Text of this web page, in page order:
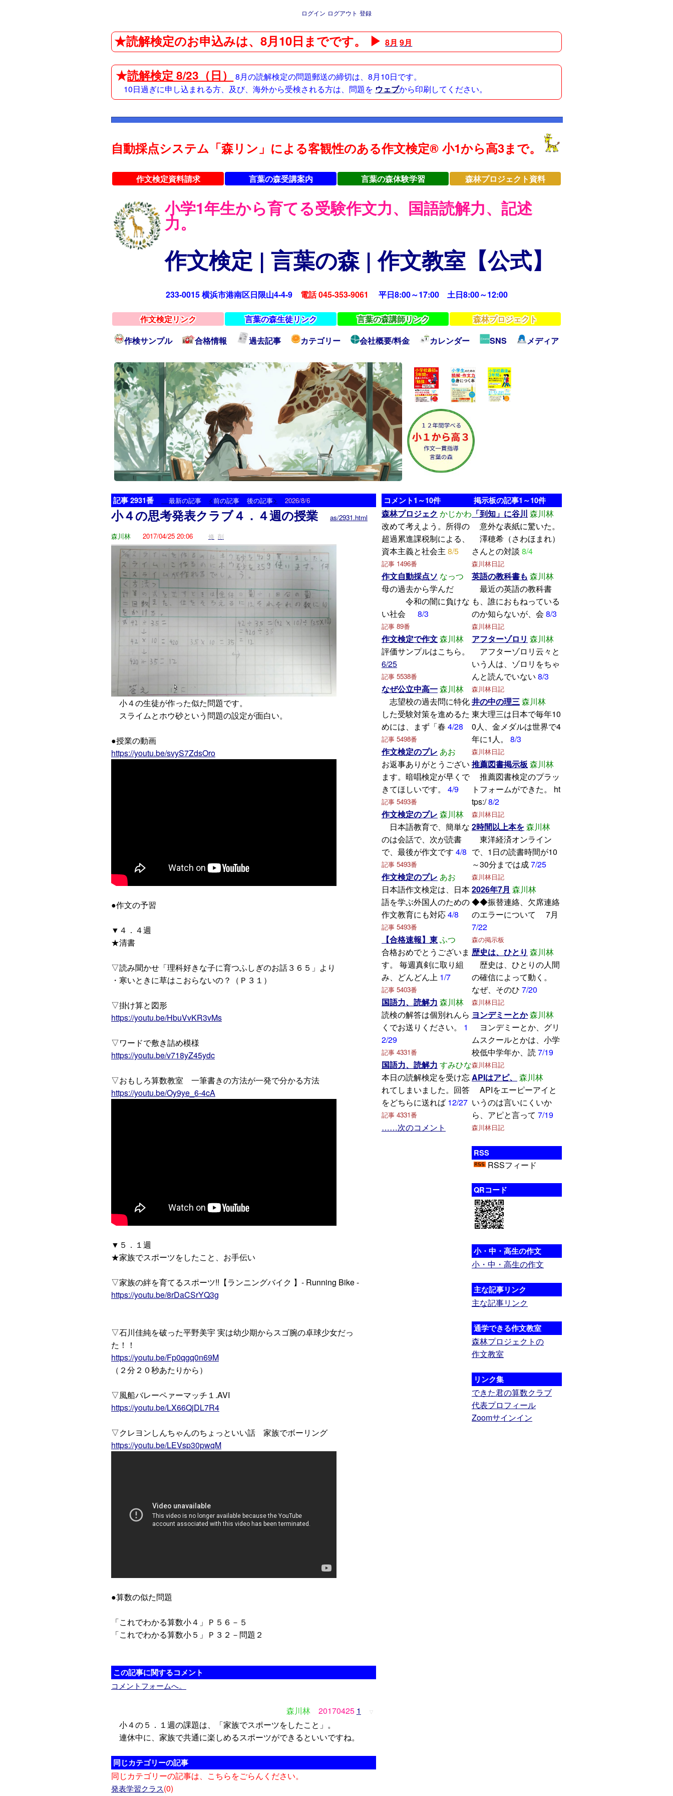
ログイン ログアウト 登録
★読解検定のお申込みは、8月10日までです。 ▶8月 9月
★読解検定 8/23（日）
8月の読解検定の問題郵送の締切は、8月10日です。
10日過ぎに申し込まれる方、及び、海外から受検される方は、問題を ウェブから印刷してください。
自動採点システム「森リン」による客観性のある作文検定® 小1から高3まで。
作文検定資料請求 言葉の森受講案内 言葉の森体験学習 森林プロジェクト資料
小学1年生から育てる受験作文力、国語読解力、記述
力。
作文検定 | 言葉の森 | 作文教室【公式】
233-0015 横浜市港南区日限山4-4-9 電話 045-353-9061 平日8:00～17:00 土日8:00～12:00
作文検定リンク 言葉の森生徒リンク 言葉の森講師リンク
森林プロジェクト
作検サンプル
合格情報 過去記事 カテゴリー 会社概要/料金 カレンダー SNS メディア
記事 2931番 最新の記事 <前の記事 後の記事> 2026/8/6
小４の思考発表クラブ４．４週の授業
as/2931.html
森川林
2017/04/25 20:06 修 削
小４の生徒が作った似た問題です。
スライムとホウ砂という問題の設定が面白い。
●授業の動画
https://youtu.be/svyS7ZdsOro
●作文の予習
▼４．４週
★清書
▽読み聞かせ「理科好きな子に育つふしぎのお話３６５」より
・寒いときに草はこおらないの？（Ｐ３１）
▽掛け算と図形
https://youtu.be/HbuVvKR3vMs
▽ワードで敷き詰め模様
https://youtu.be/v718yZ45ydc
▽おもしろ算数教室 一筆書きの方法が一発で分かる方法
https://youtu.be/Oy9ye_6-4cA
▼５．１週
★家族でスポーツをしたこと、お手伝い
▽家族の絆を育てるスポーツ!!【ランニングバイク 】- Running Bike -
https://youtu.be/8rDaCSrYQ3g
▽石川佳純を破った平野美宇 実は幼少期からスゴ腕の卓球少女だっ
た！！
https://youtu.be/Fp0qgq0n69M
（２分２０秒あたりから）
▽風船バレーペァーマッチ１.AVI
https://youtu.be/LX66QjDL7R4
▽クレヨンしんちゃんのちょっといい話 家族でボーリング
https://youtu.be/LEVsp30pwqM
●算数の似た問題
「これでわかる算数小４」Ｐ５６－５
「これでわかる算数小５」Ｐ３２－問題２
この記事に関するコメント
コメントフォームへ。
森川林 20170425 1 ▽
小４の５．１週の課題は、「家族でスポーツをしたこと」。
連休中に、家族で共通に楽しめるスポーツができるといいですね。
同じカテゴリーの記事
同じカテゴリーの記事は、こちらをごらんください。
発表学習クラス(0)
コメント1～10件
森林プロジェク かじかわ
改めて考えよう。所得の
超過累進課税制による、
資本主義と社会主 8/5
記事 1496番
作文自動採点ソ なっつ
母の過去から学んだ
令和の闇に負けな
い社会
8/3
記事 89番
作文検定で作文森川林
評価サンプルはこちら。
6/25
記事 5538番
なぜ公立中高一森川林
志望校の過去問に特化
した受験対策を進めるた
めには、まず「春 4/28
記事 5498番
作文検定のプレ あお
お返事ありがとうござい
ます。暗唱検定が早くで
きてほしいです。
4/9
記事 5493番
作文検定のプレ 森川林
日本語教育で、簡単な
のは会話で、次が読書
で、最後が作文です 4/8
記事 5493番
作文検定のプレ あお
日本語作文検定は、日本
語を学ぶ外国人のための
作文教育にも対応4/8
記事 5493番
【合格速報】東ふつ
合格おめでとうございま
す。 毎週真剣に取り組
み、どんどん上 1/7
記事 5403番
国語力、読解力 森川林
読検の解答は個別れんら
くでお送りください。
1
2/29
記事 4331番
国語力、読解力 すみひな
本日の読解検定を受け忘
れてしまいました。回答
をどちらに送れば 12/27
記事 4331番
……次のコメント
掲示板の記事1～10件
「到知」に谷川 森川林
意外な表紙に驚いた。
澤穂希（さわほまれ）
さんとの対談 8/4
森川林日記
英語の教科書も 森川林
最近の英語の教科書
も、誰におもねっている
のか知らないが、会 8/3
森川林日記
アフターゾロリ 森川林
アフターゾロリ云々と
いう人は、ゾロリをちゃ
んと読んでいない 8/3
森川林日記
井の中の理三森川林
東大理三は日本で毎年10
0人、金メダルは世界で4
年に1人。 8/3
森川林日記
推薦図書掲示板森川林
推薦図書検定のプラッ
トフォームができた。 ht
tps:/8/2
森川林日記
2時間以上本を森川林
東洋経済オンライン
で、1日の読書時間が10
～30分までは成7/25
森川林日記
2026年7月 森川林
◆◆振替連絡、欠席連絡
のエラーについて 7月
7/22
森の掲示板
歴史は、ひとり 森川林
歴史は、ひとりの人間
の確信によって動く。
なぜ、そのひ 7/20
森川林日記
ヨンデミーとか森川林
ヨンデミーとか、グリ
ムスクールとかは、小学
校低中学年か、読7/19
森川林日記
APIはアピ、
森川林
APIをエーピーアイと
いうのは言いにくいか
ら、アピと言って 7/19
森川林日記
RSS
RSSフィード
QRコード
小・中・高生の作文
小・中・高生の作文
主な記事リンク
主な記事リンク
通学できる作文教室
森林プロジェクトの
作文教室
リンク集
できた君の算数クラブ
代表プロフィール
Zoomサインイン